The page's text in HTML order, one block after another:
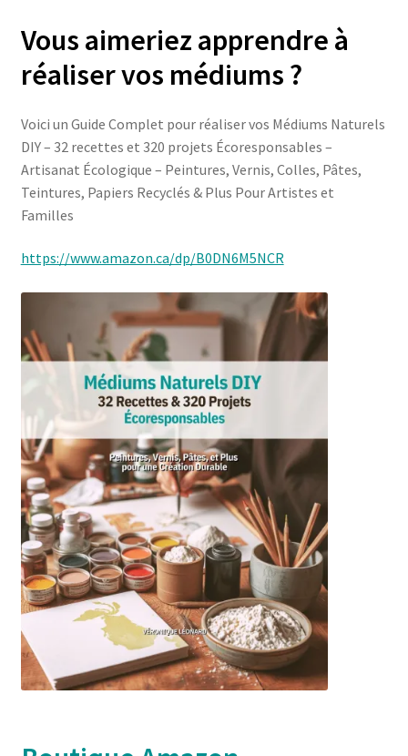
Vous aimeriez apprendre à
réaliser vos médiums ?
Voici un Guide Complet pour réaliser vos Médiums Naturels
DIY – 32 recettes et 320 projets Écoresponsables –
Artisanat Écologique – Peintures, Vernis, Colles, Pâtes,
Teintures, Papiers Recyclés & Plus Pour Artistes et
Familles
https://www.amazon.ca/dp/B0DN6M5NCR